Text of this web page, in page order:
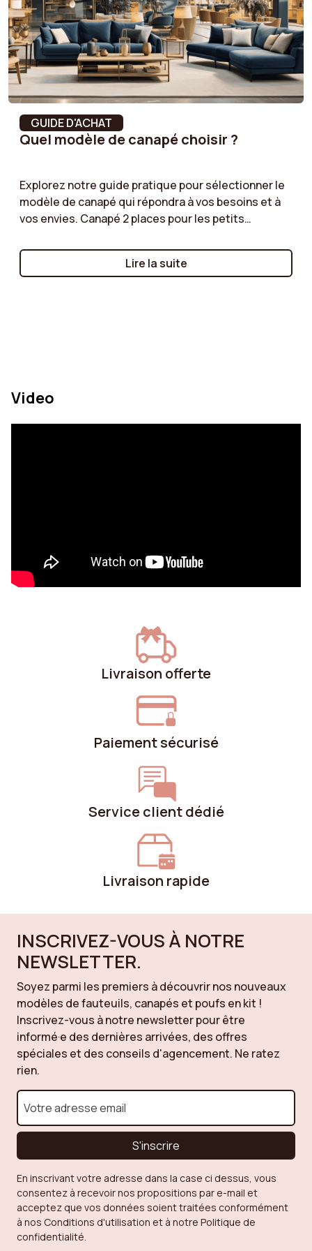
accoudoirs
Hauteur coussin(s) de
dossier
45 cm
Convertible Non
Notice de montage
Garnissage du
dossier
Synthetic fibers
Résistance à
l'abrasion
30000 cycles
GUIDE D'ACHAT
Quel modèle de canapé choisir ?
Explorez notre guide pratique pour sélectionner le
modèle de canapé qui répondra à vos besoins et à
vos envies. Canapé 2 places pour les petits
canapé modulable pour une flexibilité maximale :
nous vous aidons à comprendre les avantages de
Lire la suite
Video
Livraison offerte
Paiement sécurisé
Service client dédié
Livraison rapide
INSCRIVEZ-VOUS À NOTRE
NEWSLETTER.
Soyez parmi les premiers à découvrir nos nouveaux
modèles de fauteuils, canapés et poufs en kit !
Inscrivez-vous à notre newsletter pour être
informé·e des dernières arrivées, des offres
spéciales et des conseils d'agencement. Ne ratez
rien.
S'inscrire
En inscrivant votre adresse dans la case ci dessus, vous
consentez à recevoir nos propositions par e-mail et
acceptez que vos données soient traitées conformément
à nos Conditions d'utilisation et à notre Politique de
confidentialité.